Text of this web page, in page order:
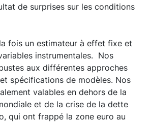
de surprises sur les conditions
fois un estimateur à effet fixe et
instrumentales. Nos
aux différentes approches
spécifications de modèles. Nos
valables en dehors de la
et de la crise de la dette
qui ont frappé la zone euro au